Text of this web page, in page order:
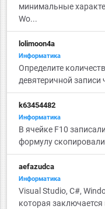
минимальные
Wo...
lolimoon4a
Информатика
Определите
девятеричной записи
k63454482
Информатика
В ячейке F10
формулу
aefazudca
Информатика
Visual Studio, C#,
которая